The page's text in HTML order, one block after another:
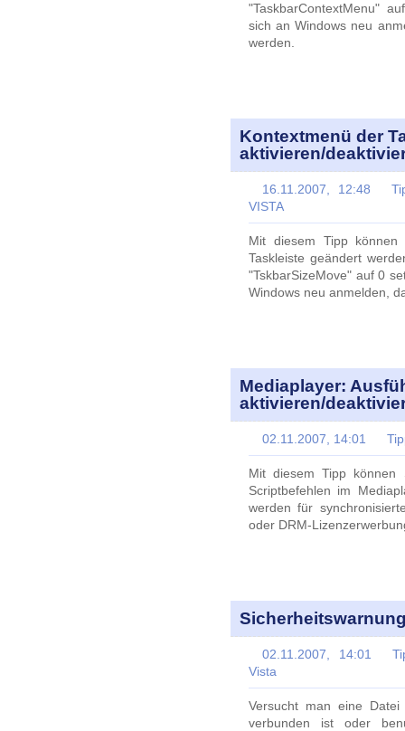
"TaskbarContextMenu"
sich an Windows neu
werden.
Kontextmenü der
aktivieren/
16.11.2007, 12:48
VISTA
Mit diesem Tipp
Taskleiste geändert
"TskbarSizeMove" auf 0
Windows neu anmelden,
Mediaplayer:
aktivieren/
02.11.2007, 14:01
Mit diesem Tipp können
Scriptbefehlen im
werden für
oder DRM-
02.11.2007, 14:01
Vista
Versucht man eine
verbunden ist oder